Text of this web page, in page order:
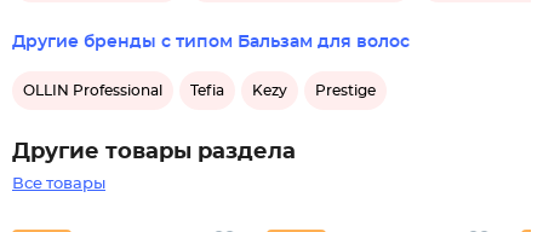
Другие бренды с типом Бальзам для волос
OLLIN Professional Tefia Kezy Prestige
Другие товары раздела
Все товары